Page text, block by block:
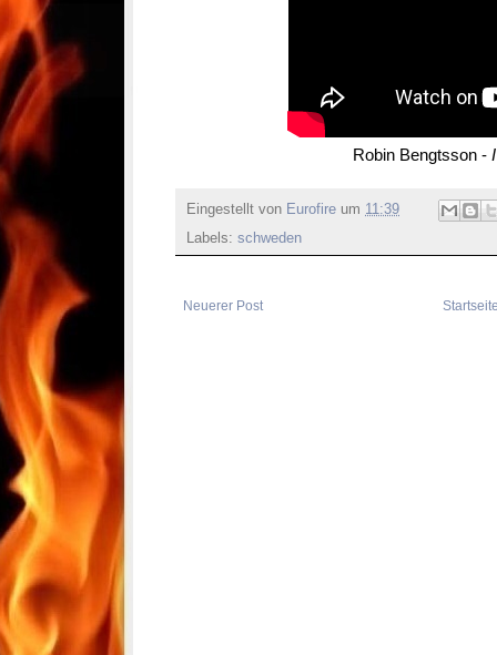
Robin Bengtsson -
Eingestellt von Eurofire um 11:39
Labels: schweden
Neuerer Post